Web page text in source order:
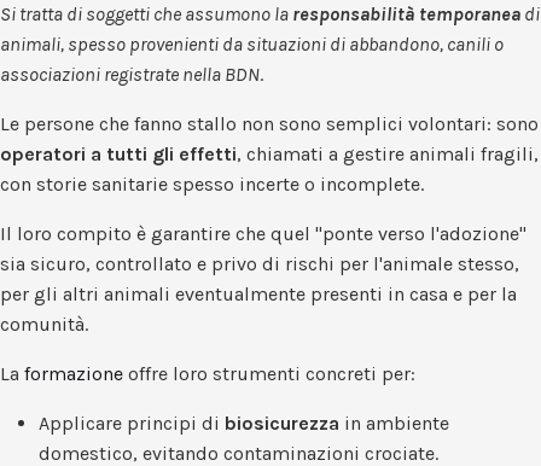
Si tratta di soggetti che assumono la responsabilità temporanea di
animali, spesso provenienti da situazioni di abbandono, canili o
associazioni registrate nella BDN.
Le persone che fanno stallo non sono semplici volontari: sono
operatori a tutti gli effetti, chiamati a gestire animali fragili,
con storie sanitarie spesso incerte o incomplete.
Il loro compito è garantire che quel "ponte verso l'adozione"
sia sicuro, controllato e privo di rischi per l'animale stesso,
per gli altri animali eventualmente presenti in casa e per la
comunità.
La formazione offre loro strumenti concreti per:
Applicare principi di biosicurezza in ambiente
domestico, evitando contaminazioni crociate.